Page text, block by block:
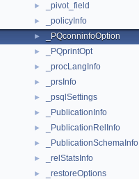
► _pivot_field
► _policyInfo
► _PQconninfoOption
► _PQprintOpt
► _procLangInfo
► _prsInfo
► _psqlSettings
► _PublicationInfo
► _PublicationRelInfo
► _PublicationSchemaInfo
► _relStatsInfo
► _restoreOptions